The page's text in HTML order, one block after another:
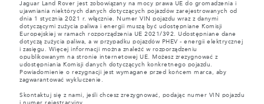
Jaguar Land Rover jest zobowiązany na mocy prawa UE do gromadzenia i
ujawniania niektórych danych dotyczących pojazdów zarejestrowanych od
dnia 1 stycznia 2021 r. włącznie. Numer VIN pojazdu wraz z danymi
dotyczącymi zużycia paliwa i energii muszą być udostępniane Komisji
Europejskiej w ramach rozporządzenia UE 2021/392. Udostępniane dane
dotyczą zużycia paliwa, a w przypadku pojazdów PHEV - energii elektrycznej
i zasięgu. Więcej informacji można znaleźć w rozporządzeniu
opublikowanym na stronie internetowej UE. Możesz zrezygnować z
udostępniania Komisji danych dotyczących konkretnego pojazdu.
Powiadomienie o rezygnacji jest wymagane przed końcem marca, aby
zagwarantować wykluczenie.
Skontaktuj się z nami, jeśli chcesz zrezygnować, podając numer VIN pojazdu